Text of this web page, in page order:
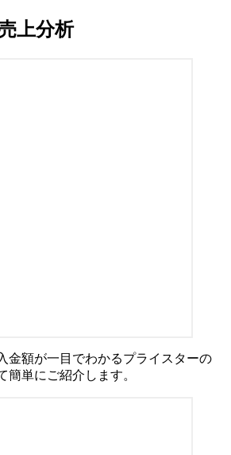
上分析
金額が一目でわかるプライスターの
簡単にご紹介します。